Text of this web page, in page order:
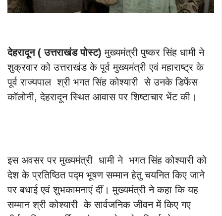
देहरादून ( उत्तराखंड पोस्ट) मुख्यमंत्री पुष्कर सिंह धामी ने
शुक्रवार को उत्तराखंड के पूर्व मुख्यमंत्री एवं महाराष्ट्र के
पूर्व राज्यपाल श्री भगत सिंह कोश्यारी से उनके डिफेंस
कॉलोनी, देहरादून स्थित आवास पर शिष्टाचार भेंट की।
इस अवसर पर मुख्यमंत्री धामी ने भगत सिंह कोश्यारी को
देश के प्रतिष्ठित पद्म भूषण सम्मान हेतु चयनित किए जाने
पर बधाई एवं शुभकामनाएं दीं। मुख्यमंत्री ने कहा कि यह
सम्मान श्री कोश्यारी के सार्वजनिक जीवन में किए गए